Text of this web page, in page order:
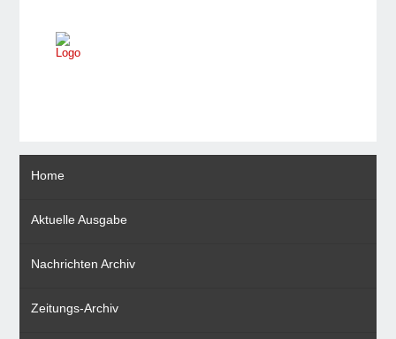
Home
Aktuelle Ausgabe
Nachrichten Archiv
Zeitungs-Archiv